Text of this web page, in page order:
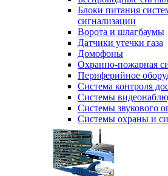
Блоки питания
сигнализации
Ворота и шлагбаумы
Датчики утечки газа
Домофоны
Охранно-пожарная
Периферийное
Система контроля
Системы
Системы звукового
Системы охраны и